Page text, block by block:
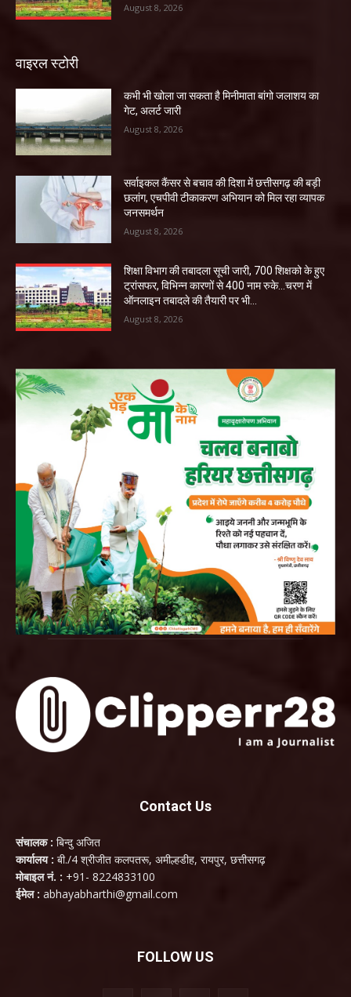
August 8, 2026
वाइरल स्टोरी
कभी भी खोला जा सकता है मिनीमाता बांगो जलाशय का
गेट, अलर्ट जारी
August 8, 2026
सर्वाइकल कैंसर से बचाव की दिशा में छत्तीसगढ़ की बड़ी
छलांग, एचपीवी टीकाकरण अभियान को मिल रहा व्यापक
जनसमर्थन
August 8, 2026
शिक्षा विभाग की तबादला सूची जारी, 700 शिक्षको के हुए
ट्रांसफर, विभिन्न कारणों से 400 नाम रुके…चरण में
ऑनलाइन तबादले की तैयारी पर भी...
August 8, 2026
Contact Us
संचालक : बिन्दु अजित
कार्यालय : बी./4 श्रीजीत कलपतरू, अमील्हडीह, रायपुर, छत्तीसगढ़
मोबाइल नं. : +91- 8224833100
ईमेल : abhayabharthi@gmail.com
FOLLOW US